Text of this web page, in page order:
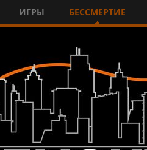
ИГРЫ БЕССМЕРТИЕ